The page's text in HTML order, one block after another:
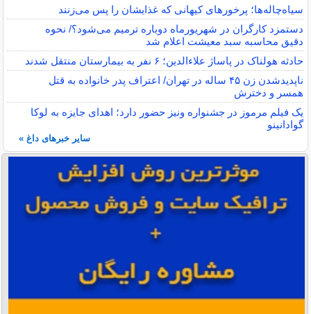
سیاه‌چاله‌ها؛ پرخورهای کیهانی که غذایشان را پس می‌زنند
دستمزد کارگران در شهریورماه دوباره ترمیم می‌شود؟/ نحوه
دقیق محاسبه سبد معیشت اعلام شد
حادثه هولناک در پاساژ علاءالدین؛ ۶ نفر به بیمارستان منتقل شدند
ناپدیدشدن زن ۴۵ ساله در تهران/ اعتراف پدر خانواده به قتل
همسر و دخترش
یک فیلم مرموز در جشنواره ونیز حضور دارد؛ اهدای جایزه به لوکا
گوادانینو
سایر خبرهای داغ »